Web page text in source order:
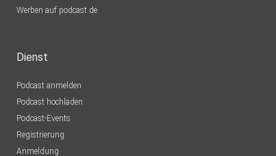
Werben auf podcast.de
Dienst
Podcast anmelden
Podcast hochladen
Podcast-Events
Registrierung
Anmeldung